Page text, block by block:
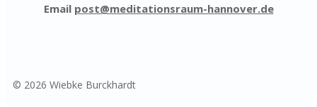
Email post@meditationsraum-hannover.de
© 2026 Wiebke Burckhardt